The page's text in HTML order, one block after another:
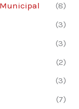
(8)
(3)
(3)
(2)
(3)
(7)